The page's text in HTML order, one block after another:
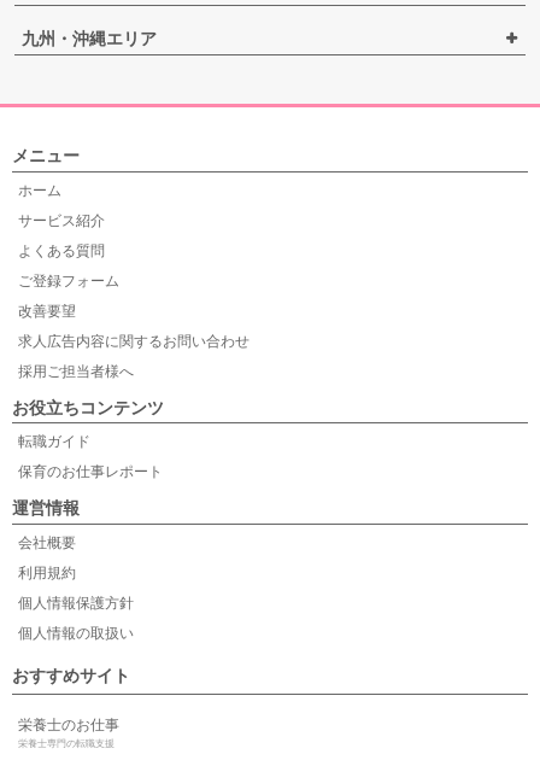
九州・沖縄エリア
メニュー
ホーム
サービス紹介
よくある質問
ご登録フォーム
改善要望
求人広告内容に関するお問い合わせ
採用ご担当者様へ
お役立ちコンテンツ
転職ガイド
保育のお仕事レポート
運営情報
会社概要
利用規約
個人情報保護方針
個人情報の取扱い
おすすめサイト
栄養士のお仕事
栄養士専門の転職支援